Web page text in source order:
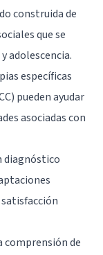
construida de
que se
adolescencia.
específicas
pueden ayudar
asociadas con
diagnóstico
comprensión de